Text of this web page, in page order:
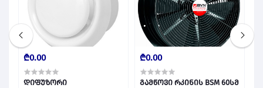
₾0.00
დიფუზორი
₾0.00
გამწოვი რკინის BSM 60სმ